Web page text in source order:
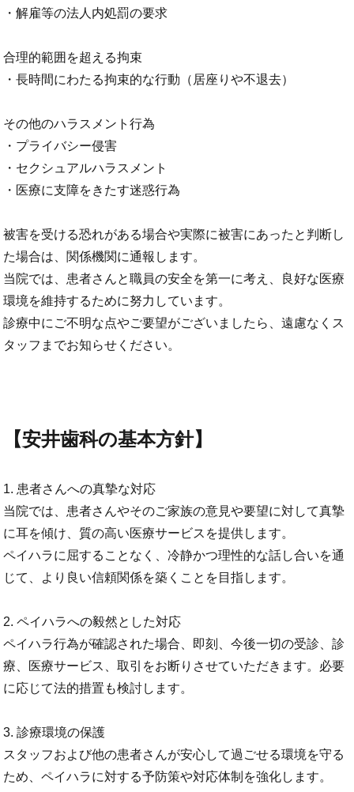
・解雇等の法人内処罰の要求
合理的範囲を超える拘束
・長時間にわたる拘束的な行動（居座りや不退去）
その他のハラスメント行為
・プライバシー侵害
・セクシュアルハラスメント
・医療に支障をきたす迷惑行為
被害を受ける恐れがある場合や実際に被害にあったと判断し
た場合は、関係機関に通報します。
当院では、患者さんと職員の安全を第一に考え、良好な医療
環境を維持するために努力しています。
診療中にご不明な点やご要望がございましたら、遠慮なくス
タッフまでお知らせください。
【安井歯科の基本方針】
1. 患者さんへの真摯な対応
当院では、患者さんやそのご家族の意見や要望に対して真摯
に耳を傾け、質の高い医療サービスを提供します。
ペイハラに屈することなく、冷静かつ理性的な話し合いを通
じて、より良い信頼関係を築くことを目指します。
2. ペイハラへの毅然とした対応
ペイハラ行為が確認された場合、即刻、今後一切の受診、診
療、医療サービス、取引をお断りさせていただきます。必要
に応じて法的措置も検討します。
3. 診療環境の保護
スタッフおよび他の患者さんが安心して過ごせる環境を守る
ため、ペイハラに対する予防策や対応体制を強化します。